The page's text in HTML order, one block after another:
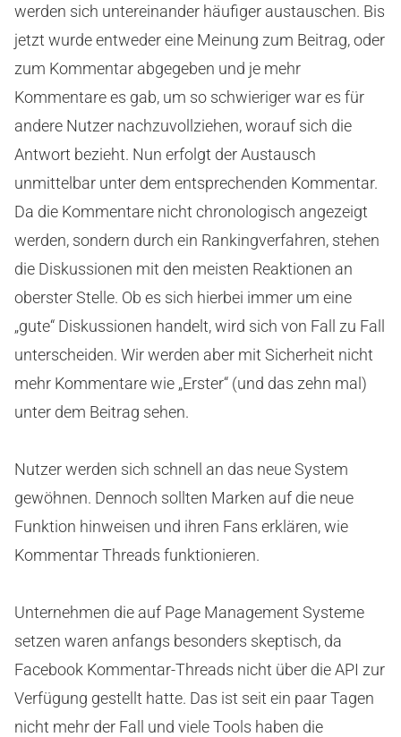
werden sich untereinander häufiger austauschen. Bis
jetzt wurde entweder eine Meinung zum Beitrag, oder
zum Kommentar abgegeben und je mehr
Kommentare es gab, um so schwieriger war es für
andere Nutzer nachzuvollziehen, worauf sich die
Antwort bezieht. Nun erfolgt der Austausch
unmittelbar unter dem entsprechenden Kommentar.
Da die Kommentare nicht chronologisch angezeigt
werden, sondern durch ein Rankingverfahren, stehen
die Diskussionen mit den meisten Reaktionen an
oberster Stelle. Ob es sich hierbei immer um eine
„gute“ Diskussionen handelt, wird sich von Fall zu Fall
unterscheiden. Wir werden aber mit Sicherheit nicht
mehr Kommentare wie „Erster“ (und das zehn mal)
unter dem Beitrag sehen.
Nutzer werden sich schnell an das neue System
gewöhnen. Dennoch sollten Marken auf die neue
Funktion hinweisen und ihren Fans erklären, wie
Kommentar Threads funktionieren.
Unternehmen die auf Page Management Systeme
setzen waren anfangs besonders skeptisch, da
Facebook Kommentar-Threads nicht über die API zur
Verfügung gestellt hatte. Das ist seit ein paar Tagen
nicht mehr der Fall und viele Tools haben die